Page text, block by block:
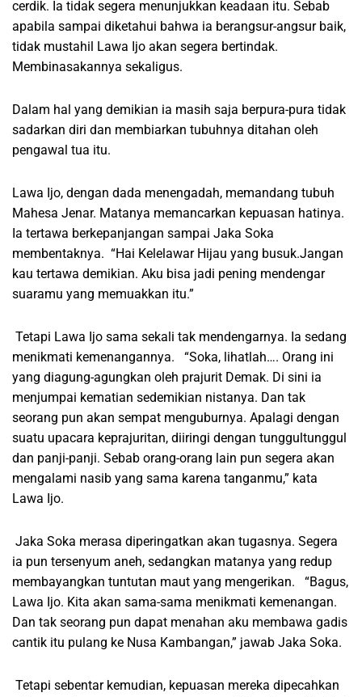
cerdik. Ia tidak segera menunjukkan keadaan itu. Sebab
apabila sampai diketahui bahwa ia berangsur-angsur baik,
tidak mustahil Lawa Ijo akan segera bertindak.
Membinasakannya sekaligus.
Dalam hal yang demikian ia masih saja berpura-pura tidak
sadarkan diri dan membiarkan tubuhnya ditahan oleh
pengawal tua itu.
Lawa Ijo, dengan dada menengadah, memandang tubuh
Mahesa Jenar. Matanya memancarkan kepuasan hatinya.
Ia tertawa berkepanjangan sampai Jaka Soka
membentaknya. “Hai Kelelawar Hijau yang busuk.Jangan
kau tertawa demikian. Aku bisa jadi pening mendengar
suaramu yang memuakkan itu.”
Tetapi Lawa Ijo sama sekali tak mendengarnya. Ia sedang
menikmati kemenangannya. “Soka, lihatlah…. Orang ini
yang diagung-agungkan oleh prajurit Demak. Di sini ia
menjumpai kematian sedemikian nistanya. Dan tak
seorang pun akan sempat menguburnya. Apalagi dengan
suatu upacara keprajuritan, diiringi dengan tunggultunggul
dan panji-panji. Sebab orang-orang lain pun segera akan
mengalami nasib yang sama karena tanganmu,” kata
Lawa Ijo.
Jaka Soka merasa diperingatkan akan tugasnya. Segera
ia pun tersenyum aneh, sedangkan matanya yang redup
membayangkan tuntutan maut yang mengerikan. “Bagus,
Lawa Ijo. Kita akan sama-sama menikmati kemenangan.
Dan tak seorang pun dapat menahan aku membawa gadis
cantik itu pulang ke Nusa Kambangan,” jawab Jaka Soka.
Tetapi sebentar kemudian, kepuasan mereka dipecahkan